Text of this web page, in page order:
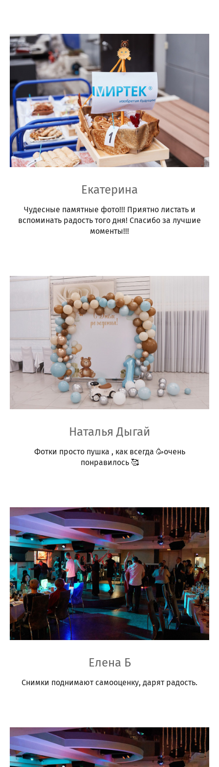
Екатерина
Чудесные памятные фото!!! Приятно листать и
вспоминать радость того дня! Спасибо за лучшие
моменты!!!
Наталья Дыгай
Фотки просто пушка , как всегда 🥳очень
понравилось 🥰
Елена Б
Снимки поднимают самооценку, дарят радость.